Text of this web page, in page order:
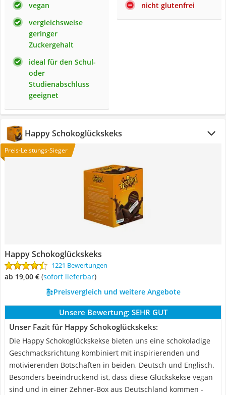
vegan
vergleichsweise
geringer
Zuckergehalt
ideal für den Schul-
oder
Studienabschluss
geeignet
nicht glutenfrei
Happy Schokoglückskeks
Preis-Leistungs-Sieger
Happy Schokoglückskeks
1221 Bewertungen
ab 19,00 € ( Sofort lieferbar)
Preisvergleich und weitere Angebote
Unsere Bewertung: SEHR GUT
Unser Fazit für Happy Schokoglückskeks:
Die Happy Schokoglückskekse bieten uns eine schokoladige
Geschmacksrichtung kombiniert mit inspirierenden und
motivierenden Botschaften in beiden, Deutsch und Englisch.
Besonders beeindruckend ist, dass diese Glückskekse vegan
sind und in einer Zehner-Box aus Deutschland kommen -